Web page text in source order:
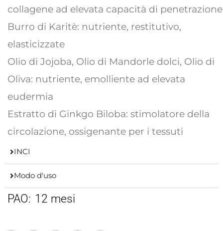
collagene ad elevata capacità di penetrazione
Burro di Karitè: nutriente, restitutivo,
elasticizzate
Olio di Jojoba, Olio di Mandorle dolci, Olio di
Oliva: nutriente, emolliente ad elevata
eudermia
Estratto di Ginkgo Biloba: stimolatore della
circolazione, ossigenante per i tessuti
INCI
Modo d'uso
PAO: 12 mesi